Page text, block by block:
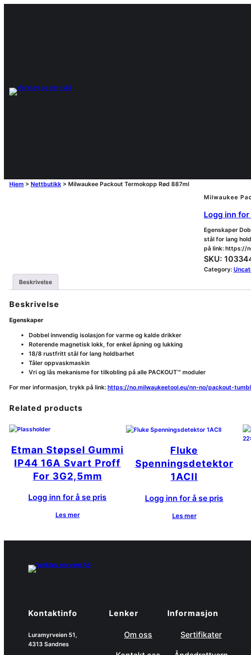
Hjem > Nettbutikk> Milwaukee Packout Termokopp Rød 887ml
Milwaukee
Logg inn for
Egenskaper
stål for lang
på link: https://
SKU:
Category:
Beskrivelse
Beskrivelse
Egenskaper
Dobbel innvendig isolasjon for varme og kalde drikker
Roterende magnetisk lokk, for enkel åpning og lukking
18/8 rustfritt stål for lang holdbarhet
Tåler oppvaskmaskin
Vri og lås mekanisme for tilkobling på alle PACKOUT™ moduler
For mer informasjon, trykk på link: https://no.milwaukeetool.eu/nn-no/packout-
Related products
Etman Støpsel Gummi
IP44 16A Svart Proff
For 3G2,5mm
Logg inn for å se pris
Les mer
Fluke
Spenningsdetektor
1ACII
Logg inn for å se pris
Les mer
Kontaktinfo
Luramyrveien 51,
4313 Sandnes
Lenker
Om oss
Informasjon
Sertifikater